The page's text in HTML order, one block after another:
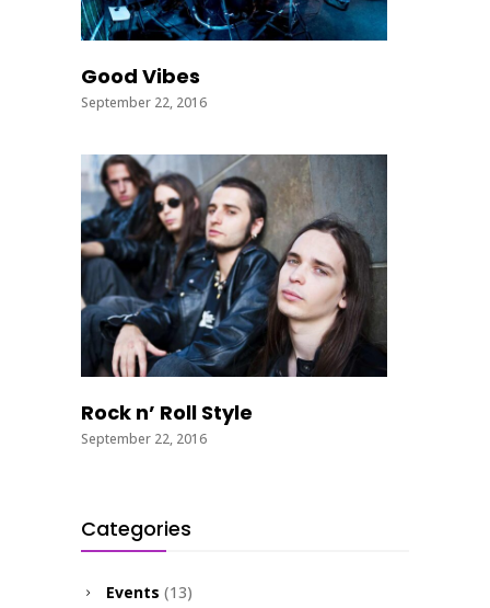
Good Vibes
September 22, 2016
Rock n’ Roll Style
September 22, 2016
Categories
Events (13)